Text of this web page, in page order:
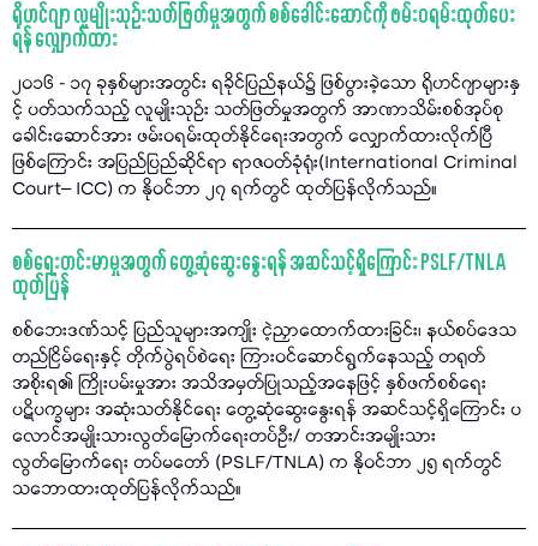
ရိုဟင်ဂျာ လူမျိုးသုဉ်းသတ်ဖြတ်မှုအတွက် စစ်ခေါင်းဆောင်ကို ဖမ်းဝရမ်းထုတ်ပေး
ရန် လျှောက်ထား
၂၀၁၆ - ၁၇ ခုနှစ်များအတွင်း ရခိုင်ပြည်နယ်၌ ဖြစ်ပွားခဲ့သော ရိုဟင်ဂျာများနှ
င့် ပတ်သက်သည့် လူမျိုးသုဉ်း သတ်ဖြတ်မှုအတွက် အာဏာသိမ်းစစ်အုပ်စု
ခေါင်းဆောင်အား ဖမ်းဝရမ်းထုတ်နိုင်ရေးအတွက် လျှောက်ထားလိုက်ပြီ
ဖြစ်ကြောင်း အပြည်ပြည်ဆိုင်ရာ ရာဇဝတ်ခုံရုံး(International Criminal
Court– ICC) က နိုဝင်ဘာ ၂၇ ရက်တွင် ထုတ်ပြန်လိုက်သည်။
စစ်ရေးတင်းမာမှုအတွက် တွေ့ဆုံဆွေးနွေးရန် အဆင်သင့်ရှိကြောင်း PSLF/TNLA
ထုတ်ပြန်
စစ်ဘေးဒဏ်သင့် ပြည်သူများအကျိုး ငဲ့ညှာထောက်ထားခြင်း၊ နယ်စပ်ဒေသ
တည်ငြိမ်ရေးနှင့် တိုက်ပွဲရပ်စဲရေး ကြားဝင်ဆောင်ရွက်နေသည့် တရုတ်
အစိုးရ၏ ကြိုးပမ်းမှုအား အသိအမှတ်ပြုသည့်အနေဖြင့် နှစ်ဖက်စစ်ရေး
ပဋိပက္ခများ အဆုံးသတ်နိုင်ရေး တွေ့ဆုံဆွေးနွေးရန် အဆင်သင့်ရှိကြောင်း ပ
လောင်အမျိုးသားလွတ်မြောက်ရေးတပ်ဦး/ တအာင်းအမျိုးသား
လွတ်မြောက်ရေး တပ်မတော် (PSLF/TNLA) က နိုဝင်ဘာ ၂၅ ရက်တွင်
သဘောထားထုတ်ပြန်လိုက်သည်။